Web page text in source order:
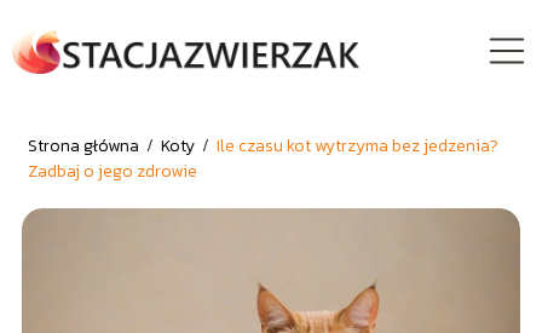
Strona główna / Koty / Ile czasu kot wytrzyma bez jedzenia?
Zadbaj o jego zdrowie